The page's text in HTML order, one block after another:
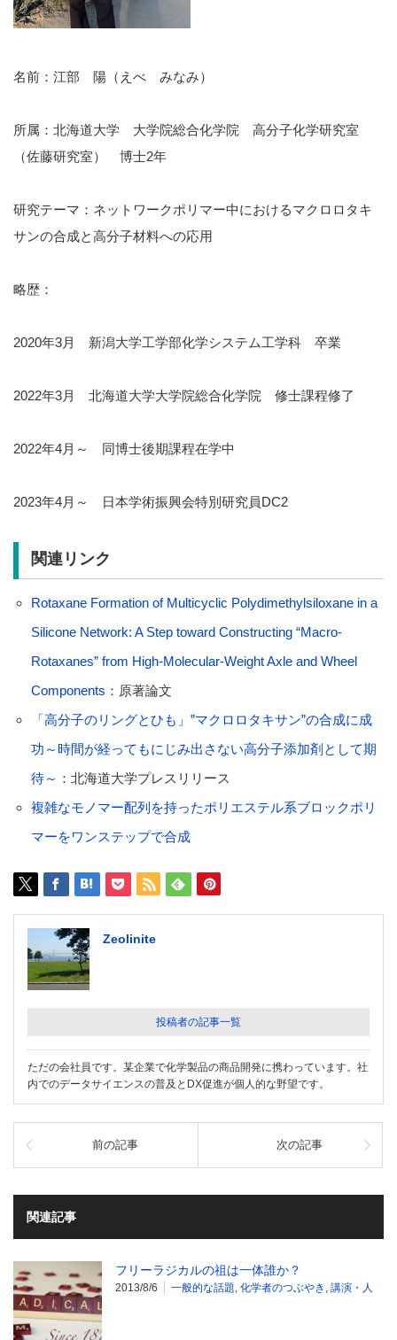
名前：江部 陽（えべ みなみ）
所属：北海道大学 大学院総合化学院 高分子化学研究室
（佐藤研究室） 博士2年
研究テーマ：ネットワークポリマー中におけるマクロロタキ
サンの合成と高分子材料への応用
略歴：
2020年3月 新潟大学工学部化学システム工学科 卒業
2022年3月 北海道大学大学院総合化学院 修士課程修了
2022年4月～ 同博士後期課程在学中
2023年4月～ 日本学術振興会特別研究員DC2
関連リンク
Rotaxane Formation of Multicyclic Polydimethylsiloxane in a
Silicone Network: A Step toward Constructing “Macro-
Rotaxanes” from High-Molecular-Weight Axle and Wheel
Components ：原著論文
「高分子のリングとひも」”マクロロタキサン”の合成に成
功～時間が経ってもにじみ出さない高分子添加剤として期
待～ ：北海道大学プレスリリース
複雑なモノマー配列を持ったポリエステル系ブロックポリ
マーをワンステップで合成
Zeolinite
投稿者の記事一覧
ただの会社員です。某企業で化学製品の商品開発に携わっています。社
内でのデータサイエンスの普及とDX促進が個人的な野望です。
前の記事 次の記事
関連記事
フリーラジカルの祖は一体誰か？
2013/8/6 一般的な話題 化学者のつぶやき 講演・人